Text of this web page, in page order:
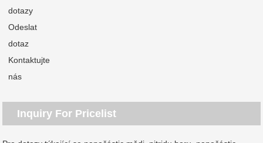
dotazy
Odeslat
dotaz
Kontaktujte
nás
Inquiry For Pricelist